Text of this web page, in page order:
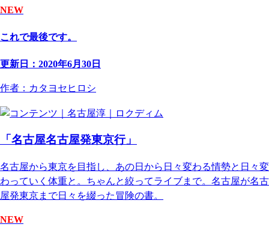
NEW
これで最後です。
更新日：2020年6月30日
作者：カタヨセヒロシ
「名古屋名古屋発東京行」
名古屋から東京を目指し、あの日から日々変わる情勢と日々変
わっていく体重と。ちゃんと絞ってライブまで。名古屋が名古
屋発東京まで日々を綴った冒険の書。
NEW